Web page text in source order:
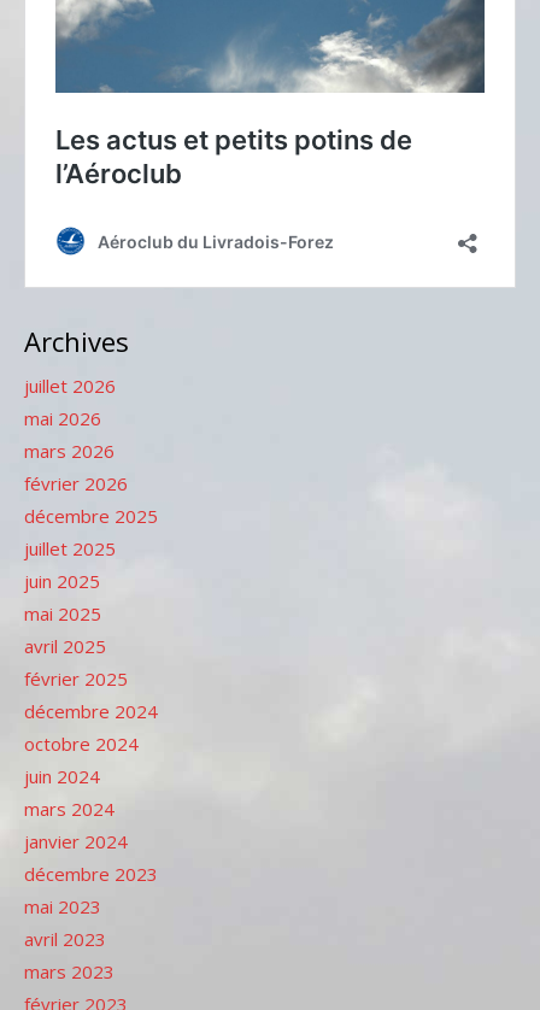
Archives
juillet 2026
mai 2026
mars 2026
février 2026
décembre 2025
juillet 2025
juin 2025
mai 2025
avril 2025
février 2025
décembre 2024
octobre 2024
juin 2024
mars 2024
janvier 2024
décembre 2023
mai 2023
avril 2023
mars 2023
février 2023